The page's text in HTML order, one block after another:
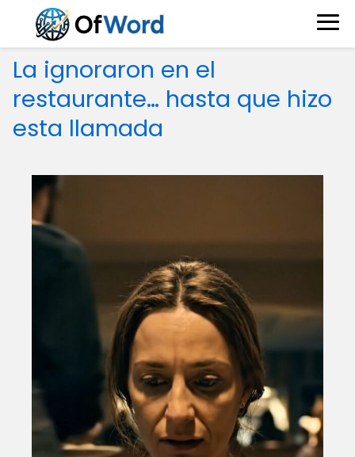
La ignoraron en el
restaurante… hasta que hizo
esta llamada